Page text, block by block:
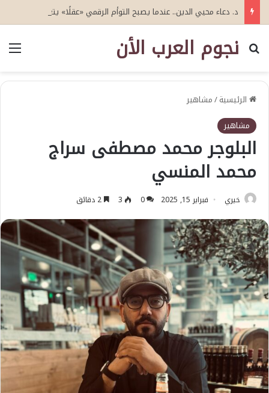
نجوم العرب الأن
بحث عن
الرئيسية/مشاهير
مشاهير
البلوجر محمد مصطفى سراج
محمد المنسي
خيري فبراير 15, 2025 0
3